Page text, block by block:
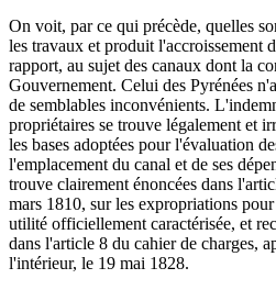
On voit, par ce qui précède, quelles
les travaux et produit l'accroissement
rapport, au sujet des canaux dont la
Gouvernement. Celui des Pyrénées
de semblables inconvénients.
propriétaires se trouve légalement et
les bases adoptées pour l'évaluation
l'emplacement du canal et de ses
trouve clairement énoncées dans
mars 1810, sur les expropriations
utilité officiellement caractérisée, et
dans l'article 8 du cahier de charges,
l'intérieur, le 19 mai 1828.